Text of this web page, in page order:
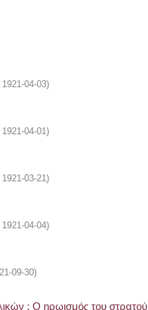
1921-04-03)
1921-04-01)
1921-03-21)
1921-04-04)
09-30)
: Ο ηρωισμός του στρατού